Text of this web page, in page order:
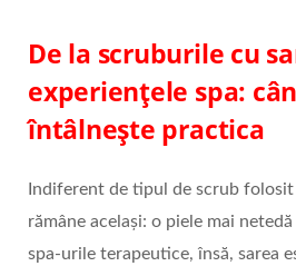
De la scruburile cu
experiențele spa:
întâlnește practica
Indiferent de tipul de scrub folosit
rămâne același: o piele mai
spa‑urile terapeutice, însă, sarea